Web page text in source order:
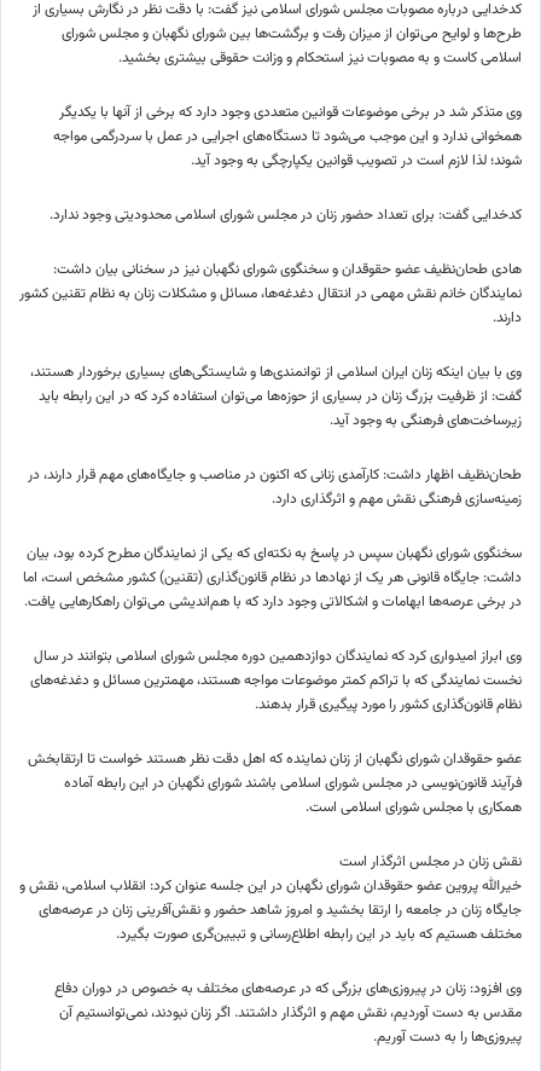
کدخدایی درباره مصوبات مجلس شورای اسلامی نیز گفت: با دقت نظر در نگارش بسیاری از
طرح‌ها و لوایح می‌توان از میزان رفت و برگشت‌ها بین شورای نگهبان و مجلس شورای
اسلامی کاست و به مصوبات نیز استحکام ووزانتحقوقی بیشتری بخشید.
وی متذکر شد در برخی موضوعات قوانین متعددی وجود دارد که برخی از آنها با یکدیگر
همخوانی ندارد و این موجب می‌شود تا دستگاه‌های اجرایی در عمل با سردرگمی مواجه
شوند؛ لذا لازم است در تصویب قوانین یکپارچگی به وجود آید.
کدخدایی گفت: برای تعداد حضور زنان در مجلس شورای اسلامی محدودیتی وجود ندارد.
هادیطحان‌نظیفعضو حقوقدان و سخنگوی شورای نگهبان نیز در سخنانی بیان داشت:
نمایندگان خانم نقش مهمی در انتقال دغدغه‌ها، مسائل و مشکلات زنان به نظام تقنین کشور
دارند.
وی با بیان اینکه زنان ایران اسلامی از توانمندی‌ها و شایستگی‌های بسیاری برخوردار هستند،
گفت: از ظرفیت بزرگ زنان در بسیاری از حوزه‌ها می‌توان استفاده کرد که در این رابطه باید
زیرساخت‌های فرهنگی به وجود آید.
طحان‌نظیف اظهار داشت: کارآمدی زنانی که اکنون در مناصب و جایگاه‌های مهم قرار دارند، در
زمینه‌سازی فرهنگی نقش مهم و اثرگذاری دارد.
سخنگوی شورای نگهبان سپس در پاسخ به نکته‌ای که یکی از نمایندگان مطرح کرده بود، بیان
داشت: جایگاه قانونی هر یک از نهادها در نظام قانون‌گذاری (تقنین) کشور مشخص است، اما
در برخی عرصه‌ها ابهامات و اشکالاتی وجود دارد که با هم‌اندیشی می‌توان راهکارهایی یافت.
وی ابراز امیدواری کرد که نمایندگان دوازدهمین دوره مجلس شورای اسلامی بتوانند در سال
نخست نمایندگی که با تراکم کمتر موضوعات مواجه هستند، مهمترین مسائل و دغدغه‌های
نظام قانون‌گذاری کشور را مورد پیگیری قرار بدهند.
عضو حقوقدان شورای نگهبان از زنان نماینده که اهل دقت نظر هستند خواست تا ارتقابخش
فرآیند قانون‌نویسی در مجلس شورای اسلامی باشند شورای نگهبان در این رابطه آماده
همکاری با مجلس شورای اسلامی است.
نقش زنان در مجلس اثرگذار است
خیرالله پروین عضو حقوقدان شورای نگهبان در این جلسه عنوان کرد: انقلاب اسلامی، نقش و
جایگاه زنان در جامعه را ارتقا بخشید و امروز شاهد حضور و نقش‌آفرینی زنان در عرصه‌های
مختلف هستیم که باید در این رابطه اطلاع‌رسانی و تبیین‌گری صورت بگیرد.
وی افزود: زنان در پیروزی‌های بزرگی که در عرصه‌های مختلف به خصوص در دوران دفاع
مقدس به دست آوردیم، نقش مهم و اثرگذار داشتند. اگر زنان نبودند، نمی‌توانستیم آن
پیروزی‌ها را به دست آوریم.